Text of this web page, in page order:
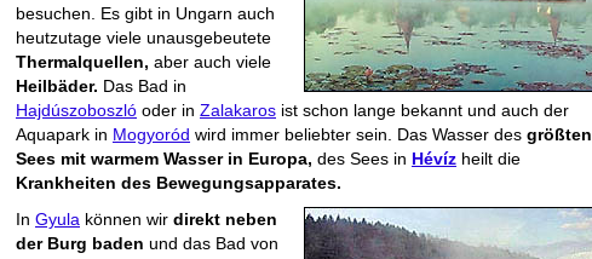
besuchen. Es gibt in Ungarn auch
heutzutage viele unausgebeutete
Thermalquellen, aber auch viele
Heilbäder. Das Bad in
Hajdúszoboszló oder in Zalakaros ist schon lange bekannt und auch der
Aquapark in Mogyoród wird immer beliebter sein. Das Wasser des größten
Sees mit warmem Wasser in Europa, des Sees in Hévíz heilt die
Krankheiten des Bewegungsapparates.
In Gyula können wir direkt neben
der Burg baden und das Bad von